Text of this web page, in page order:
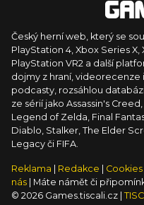
Český herní web, který se
PlayStation 4, Xbox Series
PlayStation VR2 a další
dojmy z hraní, videorecenze
podcasty, rozsáhlou
ze sérií jako Assassin's
Legend of Zelda, Final
Diablo, Stalker, The Elder
Legacy či FIFA.
Reklama Redakce Cookies
nás
| Máte námět či
© 2026 Games.tiscali.cz |